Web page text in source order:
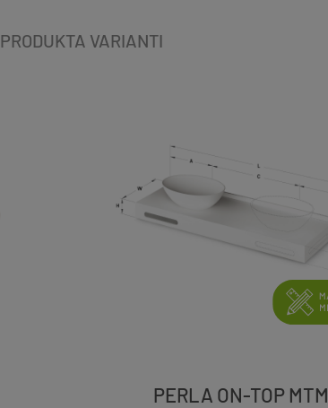
PRODUKTA VARIANTI
PERLA ON-TOP MTM